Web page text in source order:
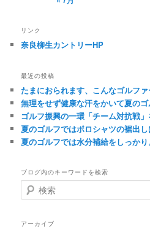
リンク
奈良柳生カントリーHP
最近の投稿
たまにおられます、こんなゴルフ
無理をせず健康な汗をかいて夏のゴ
ゴルフ振興の一環「チーム対抗戦」
夏のゴルフではポロシャツの裾出し
夏のゴルフでは水分補給をしっかり
ブログ内のキーワードを検索
検
索
アーカイブ